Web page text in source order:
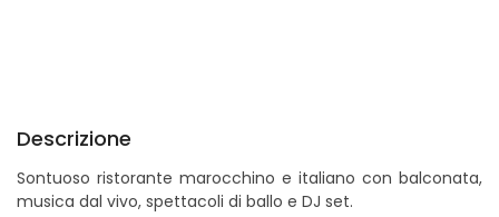
Descrizione
Sontuoso ristorante marocchino e italiano con balconata,
musica dal vivo, spettacoli di ballo e DJ set.